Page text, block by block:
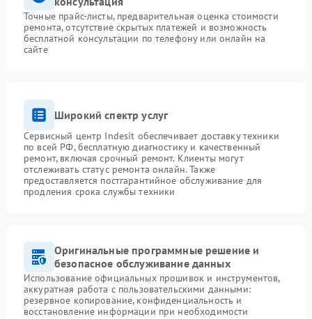
Точные прайс-листы, предварительная оценка стоимости
ремонта, отсутствие скрытых платежей и возможность
бесплатной консультации по телефону или онлайн на
сайте
Широкий спектр услуг
Сервисный центр Indesit обеспечивает доставку техники
по всей РФ, бесплатную диагностику и качественный
ремонт, включая срочный ремонт. Клиенты могут
отслеживать статус ремонта онлайн. Также
предоставляется постгарантийное обслуживание для
продления срока службы техники
Оригинальные программные решение и
безопасное обслуживание данных
Использование официальных прошивок и инструментов,
аккуратная работа с пользовательскими данными:
резервное копирование, конфиденциальность и
восстановление информации при необходимости